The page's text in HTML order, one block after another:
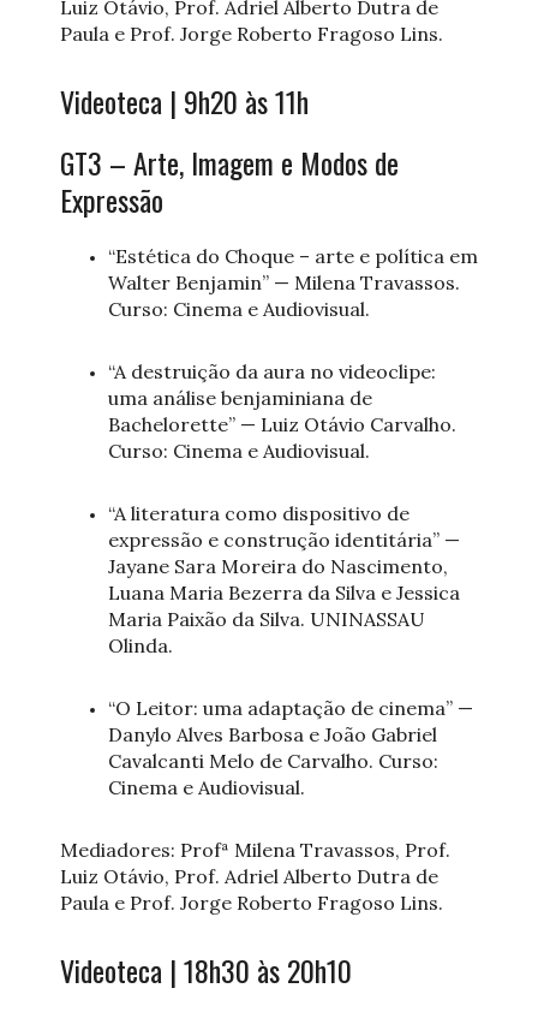
Luiz Otávio, Prof. Adriel Alberto Dutra de
Paula e Prof. Jorge Roberto Fragoso Lins.
Videoteca | 9h20 às 11h
GT3 – Arte, Imagem e Modos de
Expressão
“Estética do Choque – arte e política em
Walter Benjamin” — Milena Travassos.
Curso: Cinema e Audiovisual.
“A destruição da aura no videoclipe:
uma análise benjaminiana de
Bachelorette” — Luiz Otávio Carvalho.
Curso: Cinema e Audiovisual.
“A literatura como dispositivo de
expressão e construção identitária” —
Jayane Sara Moreira do Nascimento,
Luana Maria Bezerra da Silva e Jessica
Maria Paixão da Silva. UNINASSAU
Olinda.
“O Leitor: uma adaptação de cinema” —
Danylo Alves Barbosa e João Gabriel
Cavalcanti Melo de Carvalho. Curso:
Cinema e Audiovisual.
Mediadores: Profª Milena Travassos, Prof.
Luiz Otávio, Prof. Adriel Alberto Dutra de
Paula e Prof. Jorge Roberto Fragoso Lins.
Videoteca | 18h30 às 20h10